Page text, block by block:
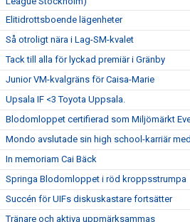
Elitidrottsboende lägenheter
Så otroligt nära i Lag-SM-kvalet
Tack till alla för lyckad premiär i Gränby
Junior VM-kvalgräns för Caisa-Marie
Upsala IF <3 Toyota Uppsala.
Blodomloppet certifierad som Miljömärkt
Mondo avslutade sin high school-karriär
In memoriam Cai Bäck
Springa Blodomloppet i röd kroppsstrumpa
Succén för UIFs diskuskastare fortsätter
Tränare och aktiva uppmärksammas